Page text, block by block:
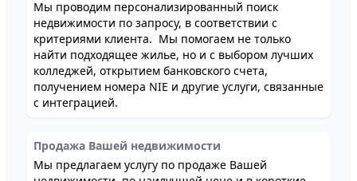
Мы проводим персонализированный поиск
недвижимости по запросу, в соответствии с
критериями клиента. Мы помогаем не только
найти подходящее жилье, но и с выбором лучших
колледжей, открытием банковского счета,
получением номера NIE и другие услуги, связанные
с интеграцией.
Продажа Вашей недвижимости
Мы предлагаем услугу по продаже Вашей